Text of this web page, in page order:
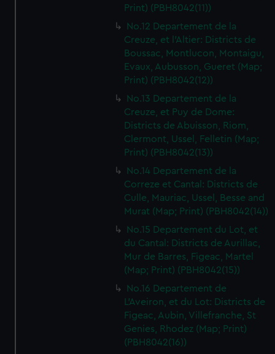
Print) (PBH8042(11))
No.12 Departement de la
Creuze, et l'Altier: Districts de
Boussac, Montlucon, Montaigu,
Evaux, Aubusson, Gueret (Map;
Print) (PBH8042(12))
No.13 Departement de la
Creuze, et Puy de Dome:
Districts de Abuisson, Riom,
Clermont, Ussel, Felletin (Map;
Print) (PBH8042(13))
No.14 Departement de la
Correze et Cantal: Districts de
Culle, Mauriac, Ussel, Besse and
Murat (Map; Print) (PBH8042(14))
No.15 Departement du Lot, et
du Cantal: Districts de Aurillac,
Mur de Barres, Figeac, Martel
(Map; Print) (PBH8042(15))
No.16 Departement de
L'Aveiron, et du Lot: Districts de
Figeac, Aubin, Villefranche, St
Genies, Rhodez (Map; Print)
(PBH8042(16))